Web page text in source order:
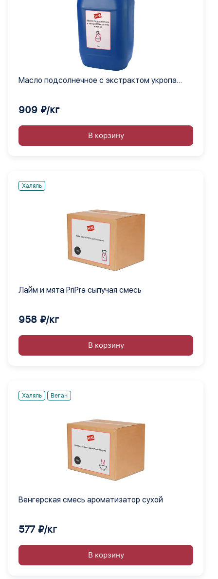
Масло подсолнечное с экстрактом укропа
909 ₽/кг
В корзину
Халяль
Лайм и мята PriPra сыпучая смесь
958 ₽/кг
В корзину
Халяль Веган
Венгерская смесь ароматизатор сухой
577 ₽/кг
В корзину